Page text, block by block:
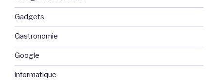
Gadgets
Gastronomie
Google
informatique